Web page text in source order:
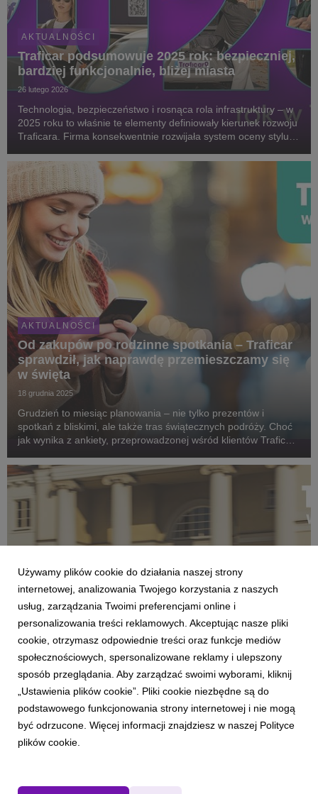
AKTUALNOŚCI
Traficar podsumowuje 2025 rok: bezpieczniej,
bardziej funkcjonalnie, bliżej miasta
26 lutego 2026
Technologia, bezpieczeństwo i rosnąca rola infrastruktury – w
2025 roku to właśnie te elementy definiowały kierunek rozwoju
Traficara. Firma konsekwentnie rozwijała system oceny stylu
dostosowywała usługę do zmi...
AKTUALNOŚCI
Od zakupów po rodzinne spotkania – Traficar
sprawdził, jak naprawdę przemieszczamy się
w święta
18 grudnia 2025
Grudzień to miesiąc planowania – nie tylko prezentów i
spotkań z bliskimi, ale także tras świątecznych podróży. Choć
jak wynika z ankiety, przeprowadzonej wśród klientów Traficara
w domu z rodziną, grudzień wc...
AKTUALNOŚCI
Carsharing w weekend Wszystkich Świętych:
Polacy coraz chętniej planują podróże z
wyprzedzeniem
17 listopada 2025
Dane zebrane przez Traficara w pierwszy weekend listopada,
związany ze Świętem Zmarłych, pokazały, że carsharing stał
się istotnym elementem mobilności Polaków. Użytkownicy
Używamy plików cookie do działania naszej strony
internetowej, analizowania Twojego korzystania z naszych
usług, zarządzania Twoimi preferencjami online i
personalizowania treści reklamowych. Akceptując nasze pliki
cookie, otrzymasz odpowiednie treści oraz funkcje mediów
społecznościowych, spersonalizowane reklamy i ulepszony
sposób przeglądania. Aby zarządzać swoimi wyborami, kliknij
„Ustawienia plików cookie”. Pliki cookie niezbędne są do
podstawowego funkcjonowania strony internetowej i nie mogą
być odrzucone. Więcej informacji znajdziesz w naszej Polityce
plików cookie.